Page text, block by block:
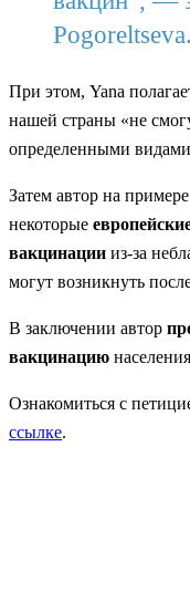
Pogoreltseva.
При этом, Yana
нашей страны «не
определенными видами
Затем автор на
некоторые
вакцинации из-за
могут возникнуть
В заключении автор
вакцинацию
Ознакомиться с
ссылке.